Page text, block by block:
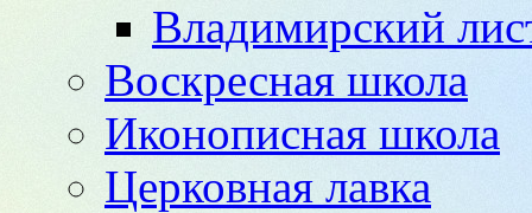
Владимирский
Воскресная школа
Иконописная школа
Церковная лавка